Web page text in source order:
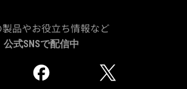
品やお役立ち情報など
公式SNSで配信中